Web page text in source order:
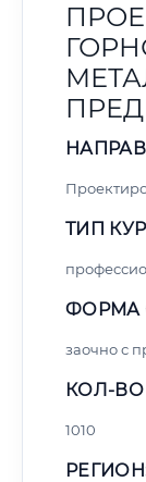
ТИП
ФОРМА
заочно с
КОЛ-
1010